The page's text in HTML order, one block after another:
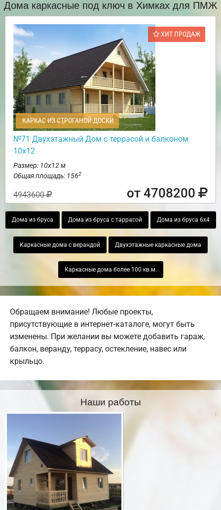
Дома каркасные под ключ в Химках для ПМЖ
ХИТ ПРОДАЖ
КАРКАС ИЗ СТРОГАНОЙ ДОСКИ
№71 Двухэтажный Дом с террасой и балконом
10х12
Размер: 10х12 м
Общая площадь: 1562
4943600 от 4708200
Дома из бруса Дома из бруса с таррасой Дома из бруса 6х4
Каркасные дома с верандой Двухэтажные каркасные дома
Каркасные дома более 100 кв.м.
Обращаем внимание! Любые проекты,
присутствующие в интернет-каталоге, могут быть
изменены. При желании вы можете добавить гараж,
балкон, веранду, террасу, остекление, навес или
крыльцо.
Наши работы